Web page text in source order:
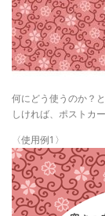
何にどう使うのか？
しければ、ポストカ
〈使用例1〉